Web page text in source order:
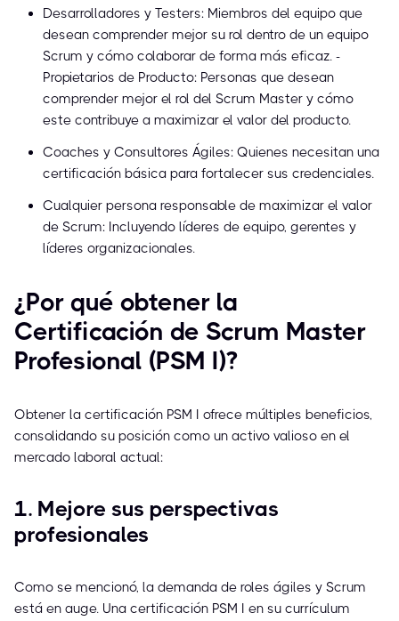
Desarrolladores y Testers: Miembros del equipo que
desean comprender mejor su rol dentro de un equipo
Scrum y cómo colaborar de forma más eficaz. -
Propietarios de Producto: Personas que desean
comprender mejor el rol del Scrum Master y cómo
este contribuye a maximizar el valor del producto.
Coaches y Consultores Ágiles: Quienes necesitan una
certificación básica para fortalecer sus credenciales.
Cualquier persona responsable de maximizar el valor
de Scrum: Incluyendo líderes de equipo, gerentes y
líderes organizacionales.
¿Por qué obtener la
Certificación de Scrum Master
Profesional (PSM I)?
Obtener la certificación PSM I ofrece múltiples beneficios,
consolidando su posición como un activo valioso en el
mercado laboral actual:
1. Mejore sus perspectivas
profesionales
Como se mencionó, la demanda de roles ágiles y Scrum
está en auge. Una certificación PSM I en su currículum